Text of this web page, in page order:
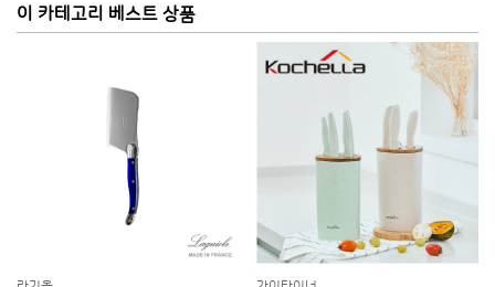
이 카테고리 베스트 상품